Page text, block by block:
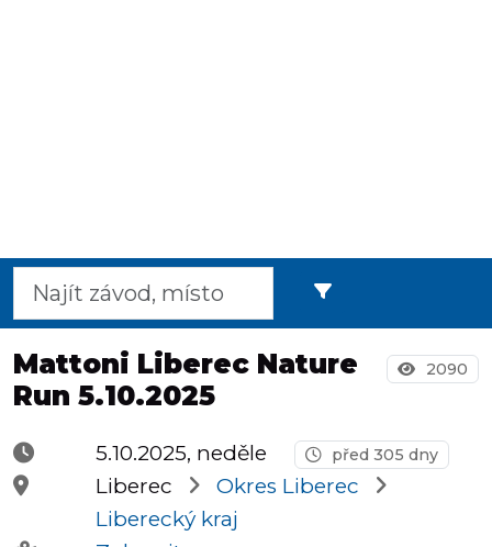
OCR
Praha
Virtuální
závody
Mattoni Liberec Nature
Run 5.10.2025
2090
5.10.2025, neděle před 305 dny
Liberec
Okres Liberec
Liberecký kraj